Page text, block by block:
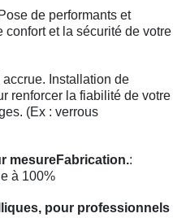
de performants et
confort et la sécurité de votre
accrue. Installation de
renforcer la fiabilité de votre
(Ex : verrous
mesureFabrication.:
à 100%
pour professionnels